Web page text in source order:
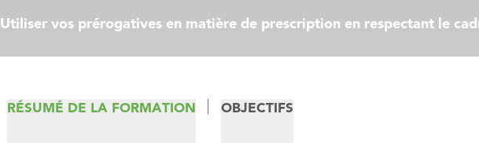
Utiliser vos prérogatives en matière de prescription en respectant le
RÉSUMÉ DE LA FORMATION OBJECTIFS